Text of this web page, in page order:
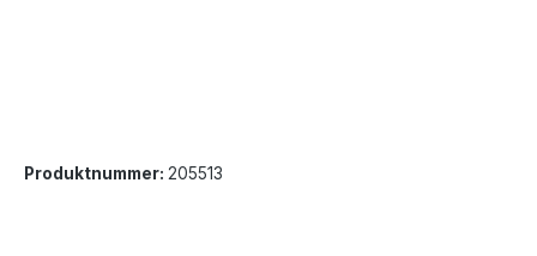
Produktnummer: 205513